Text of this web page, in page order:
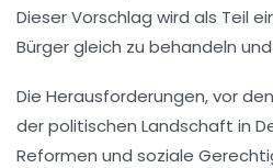
Dieser Vorschlag wird als Teil
Bürger gleich zu behandeln
Die Herausforderungen, vor
der politischen Landschaft in
Reformen und soziale